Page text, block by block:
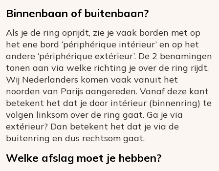
Binnenbaan of buitenbaan?
Als je de ring oprijdt, zie je vaak borden met op
het ene bord ‘périphérique intérieur’ en op het
andere ‘périphérique extérieur’. De 2 benamingen
tonen aan via welke richting je over de ring rijdt.
Wij Nederlanders komen vaak vanuit het
noorden van Parijs aangereden. Vanaf deze kant
betekent het dat je door intérieur (binnenring) te
volgen linksom over de ring gaat. Ga je via
extérieur? Dan betekent het dat je via de
buitenring en dus rechtsom gaat.
Welke afslag moet je hebben?